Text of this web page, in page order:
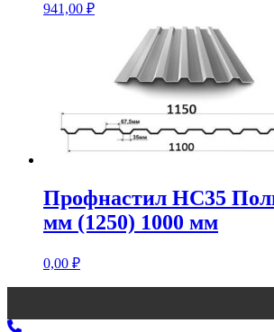
941,00 ₽
Профнастил НС35
мм (1250) 1000 мм
0,00 ₽